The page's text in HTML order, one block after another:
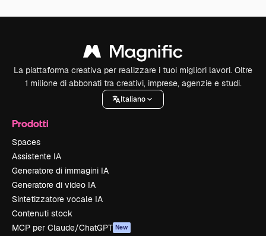
La piattaforma creativa per realizzare i tuoi migliori lavori. Oltre
1 milione di abbonati tra creativi, imprese, agenzie e studi.
Italiano
Prodotti
Spaces
Assistente IA
Generatore di immagini IA
Generatore di video IA
Sintetizzatore vocale IA
Contenuti stock
MCP per Claude/ChatGPT New